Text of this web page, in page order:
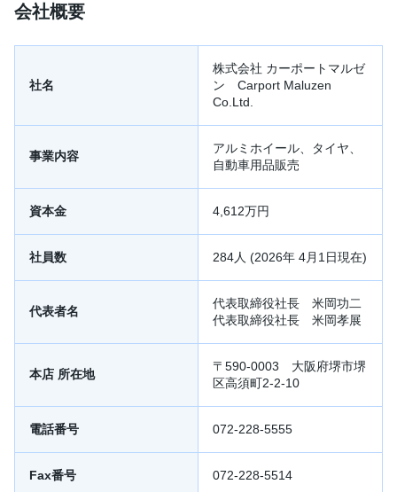
会社概要
社名
株式会社 カーポートマルゼ
ン Carport Maluzen
Co.Ltd.
事業内容
アルミホイール、タイヤ、
自動車用品販売
資本金 4,612万円
社員数 284人 (2026年 4月1日現在)
代表者名
代表取締役社長 米岡功二
代表取締役社長 米岡孝展
本店 所在地
〒590-0003 大阪府堺市堺
区高須町2-2-10
電話番号 072-228-5555
Fax番号 072-228-5514